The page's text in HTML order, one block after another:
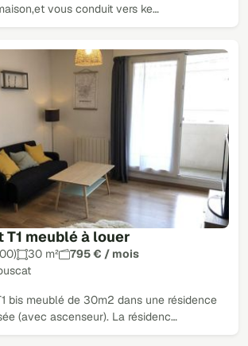
vous conduit vers ke…
meublé à louer
30 m²
795 € / mois
bis meublé de 30m2 dans une résidence
(avec ascenseur). La résidenc…